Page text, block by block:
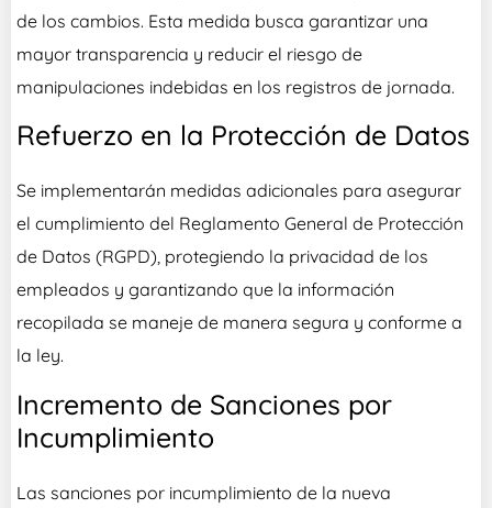
de los cambios. Esta medida busca garantizar una
mayor transparencia y reducir el riesgo de
manipulaciones indebidas en los registros de jornada.
Refuerzo en la Protección de Datos
Se implementarán medidas adicionales para asegurar
el cumplimiento del Reglamento General de Protección
de Datos (RGPD), protegiendo la privacidad de los
empleados y garantizando que la información
recopilada se maneje de manera segura y conforme a
la ley.
Incremento de Sanciones por
Incumplimiento
Las sanciones por incumplimiento de la nueva